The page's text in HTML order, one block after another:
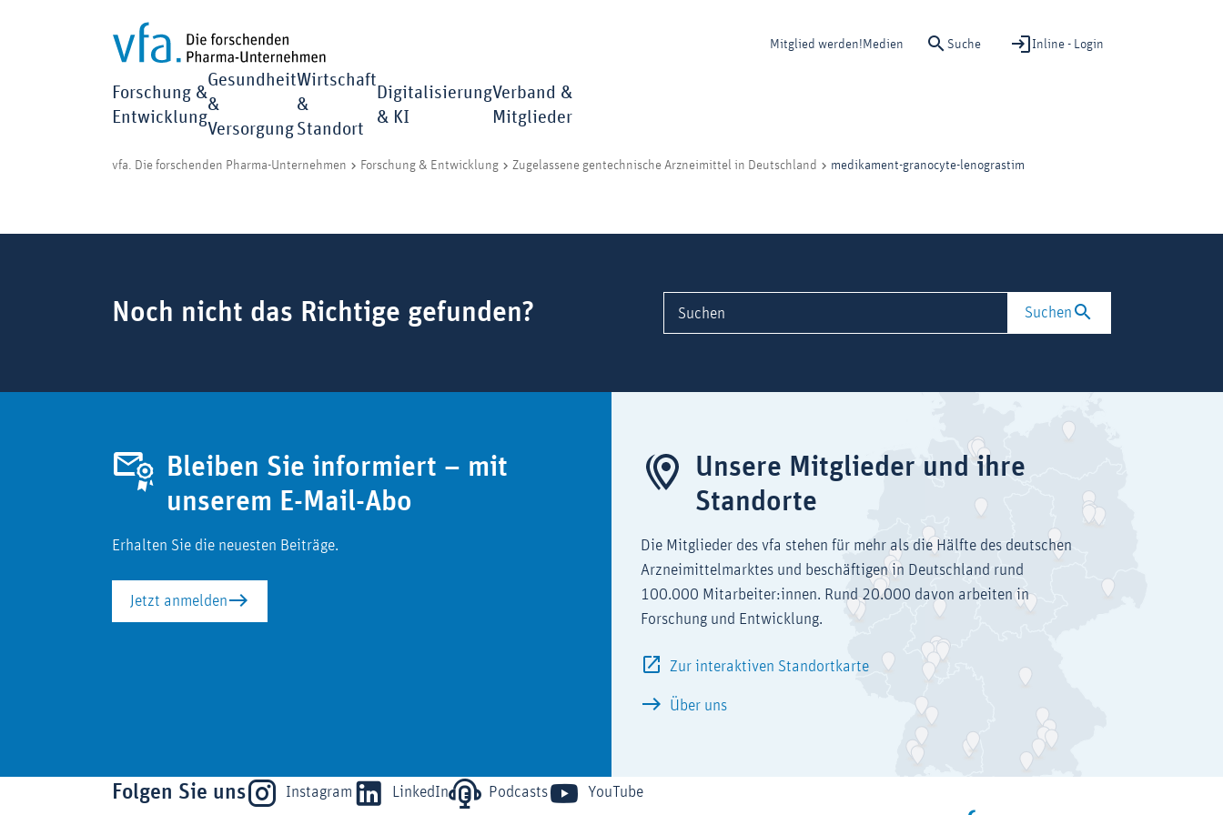
Mitglied werden! Medien Suche Inline - Login
Forschung &
Entwicklung
Gesundheit
&
Versorgung
Wirtschaft
&
Standort
Digitalisierung
& KI
Verband &
Mitglieder
vfa. Die forschenden Pharma-Unternehmen Forschung & Entwicklung Zugelassene gentechnische Arzneimittel in Deutschland medikament-granocyte-lenograstim
Noch nicht das Richtige gefunden? Suchen Suchen
Bleiben Sie informiert – mit
unserem E-Mail-Abo
Erhalten Sie die neuesten Beiträge.
Jetzt anmelden
Unsere Mitglieder und ihre
Standorte
Die Mitglieder des vfa stehen für mehr als die Hälfte des deutschen
Arzneimittelmarktes und beschäftigen in Deutschland rund
100.000 Mitarbeiter:innen. Rund 20.000 davon arbeiten in
Forschung und Entwicklung.
Zur interaktiven Standortkarte
Über uns
Folgen Sie uns Instagram LinkedIn Podcasts YouTube